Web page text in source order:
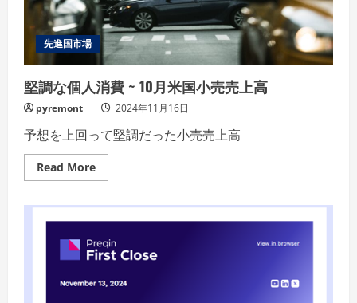
先進国市場
堅調な個人消費 ~ 10月米国小売売上高
pyremont 2024年11月16日
予想を上回って堅調だった小売売上高
Read MoreRead
more
調
な
人
消
~
10